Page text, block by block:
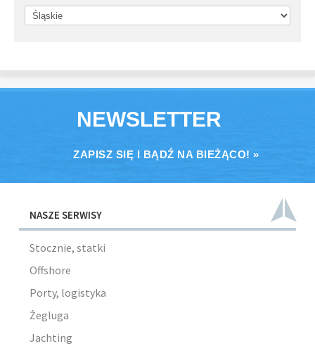
NEWSLETTER
ZAPISZ SIĘ I BĄDŹ NA BIEŻĄCO! »
NASZE SERWISY
Stocznie, statki
Offshore
Porty, logistyka
Żegluga
Jachting